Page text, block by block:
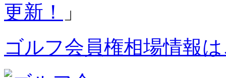
更新！
」
ゴルフ会員権相場情報